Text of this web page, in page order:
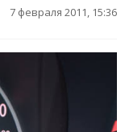
7 февраля 2011, 15:36